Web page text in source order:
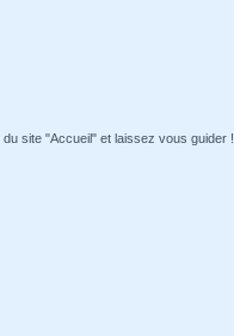
site "Accueil" et laissez vous guider !